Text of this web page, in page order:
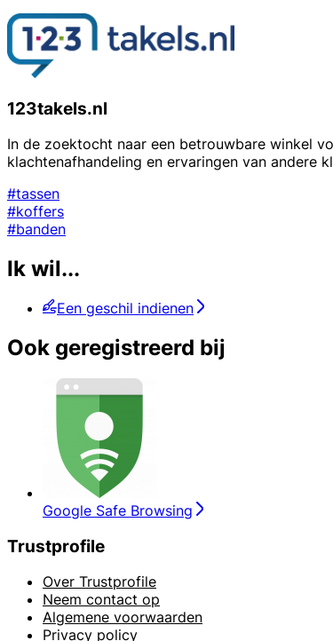
123takels.nl
In de zoektocht naar een betrouwbare winkel
klachtenafhandeling en ervaringen van andere
#tassen
#koffers
#banden
Ik wil...
Een geschil indienen
Ook geregistreerd bij
Google Safe Browsing
Trustprofile
Over Trustprofile
Neem contact op
Algemene voorwaarden
Privacy policy